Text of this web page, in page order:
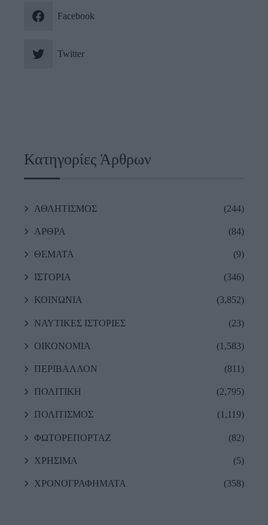
Facebook
Twitter
Κατηγορίες Άρθρων
ΑΘΛΗΤΙΣΜΟΣ (244)
ΑΡΘΡΑ (84)
ΘΕΜΑΤΑ (9)
ΙΣΤΟΡΙΑ (346)
ΚΟΙΝΩΝΙΑ (3,852)
ΝΑΥΤΙΚΕΣ ΙΣΤΟΡΙΕΣ (23)
ΟΙΚΟΝΟΜΙΑ (1,583)
ΠΕΡΙΒΑΛΛΟΝ (811)
ΠΟΛΙΤΙΚΗ (2,795)
ΠΟΛΙΤΙΣΜΟΣ (1,119)
ΦΩΤΟΡΕΠΟΡΤΑΖ (82)
ΧΡΗΣΙΜΑ (5)
ΧΡΟΝΟΓΡΑΦΗΜΑΤΑ (358)